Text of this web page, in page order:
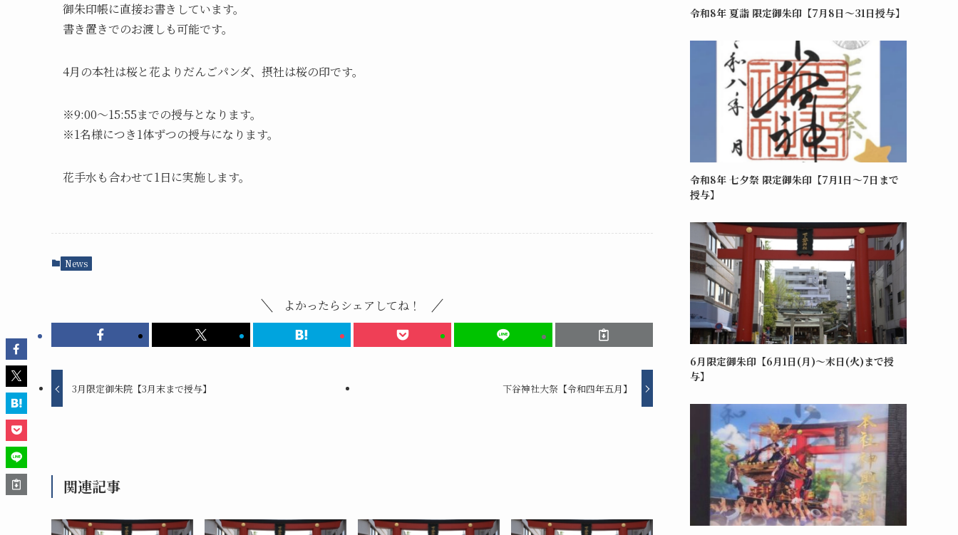
御朱印帳に直接お書きしています。
書き置きでのお渡しも可能です。
4月の本社は桜と花よりだんごパンダ、摂社は桜の印です。
※9:00～15:55までの授与となります。
※1名様につき1体ずつの授与になります。
花手水も合わせて1日に実施します。
News
よかったらシェアしてね！
3月限定御朱院【3月末まで授与】 下谷神社大祭【令和四年五月】
関連記事
令和8年 夏詣 限定御朱印【7月8日〜31日授与】
令和8年 七夕祭 限定御朱印【7月1日～7日まで
授与】
6月限定御朱印【6月1日(月)～末日(火)まで授
与】